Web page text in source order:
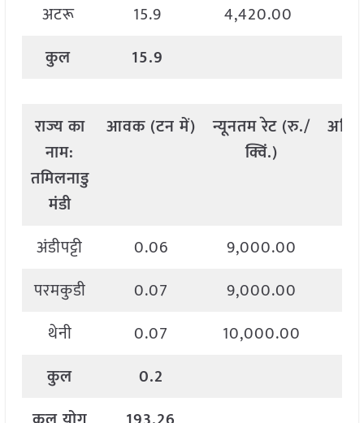
अटरू 15.9 4,420.00
कुल
15.9
राज्यका
नाम:
तमिलनाडु
मंडी
आवक (टनमें) न्यूनतमरेट (रु./
क्विं.)
अंडीपट्टी 0.06 9,000.00
परमकुडी
0.07 9,000.00
थेनी
0.07 10,000.00
कुल
0.2